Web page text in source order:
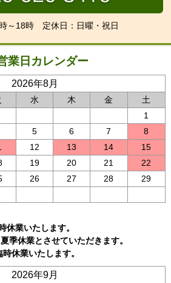
～18時 定休日：日曜・祝日
業日カレンダー
2026年8月
水 木 金
土
1
5 6 7
8
12 13 14
15
19 20 21
22
26 27 28
29
業いたします。
季休業とさせていただきます。
休業いたします。
2026年9月